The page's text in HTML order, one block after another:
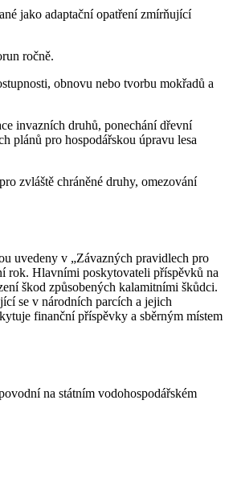
jako adaptační opatření zmírňující
ročně.
obnovu nebo tvorbu mokřadů a
invazních druhů, ponechání dřevní
plánů pro hospodářskou úpravu lesa
zvláště chráněné druhy, omezování
uvedeny v „Závazných pravidlech pro
rok. Hlavními poskytovateli příspěvků na
škod způsobených kalamitními škůdci.
se v národních parcích a jejich
finanční příspěvky a sběrným místem
na státním vodohospodářském